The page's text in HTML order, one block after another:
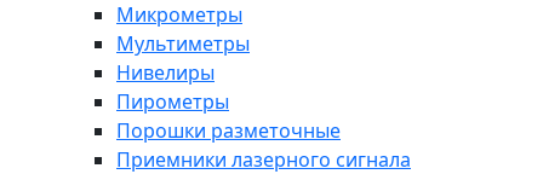
Микрометры
Мультиметры
Нивелиры
Пирометры
Порошки разметочные
Приемники лазерного сигнала